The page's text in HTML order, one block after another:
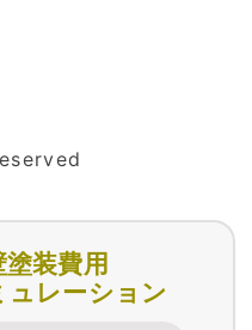
塗装費用
ュレーション